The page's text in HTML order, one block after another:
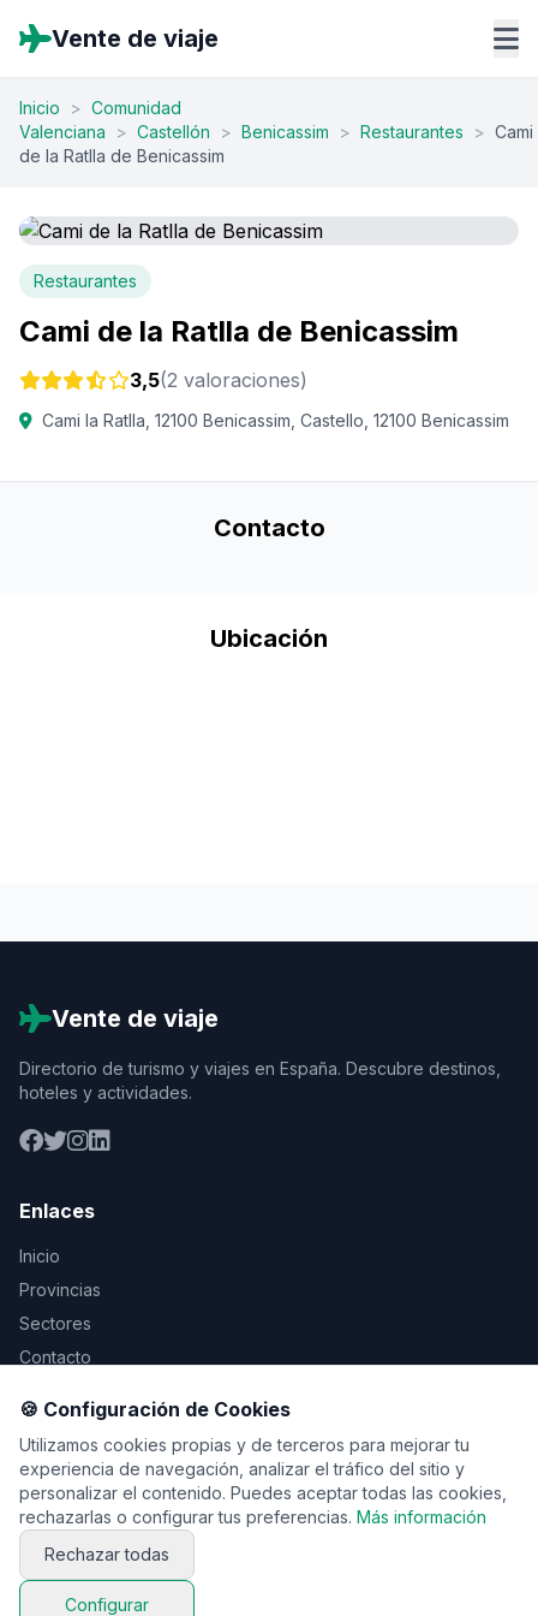
Vente de viaje
Inicio > Comunidad
Valenciana
> Castellón > Benicassim > Restaurantes > Cami
de la Ratlla de Benicassim
Restaurantes
Cami de la Ratlla de Benicassim
3,5(2 valoraciones)
Cami la Ratlla, 12100 Benicassim, Castello, 12100 Benicassim
Contacto
Ubicación
Vente de viaje
Directorio de turismo y viajes en España. Descubre destinos,
hoteles y actividades.
Enlaces
Inicio
Provincias
Sectores
Contacto
Legal
Aviso Legal
Privacidad
Cookies
🍪 Configuración de Cookies
Utilizamos cookies propias y de terceros para mejorar tu
experiencia de navegación, analizar el tráfico del sitio y
personalizar el contenido. Puedes aceptar todas las cookies,
rechazarlas o configurar tus preferencias. Más información
Rechazar todas
Configurar